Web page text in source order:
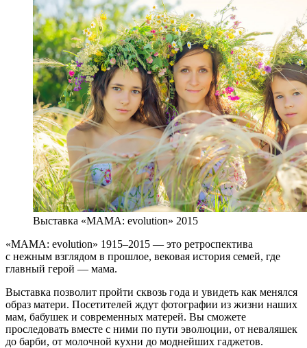
Выставка «МАМА: evolution» 2015
«MАМА: evolution» 1915–2015 — это ретроспектива
с нежным взглядом в прошлое, вековая история семей, где
главный герой — мама.
Выставка позволит пройти сквозь года и увидеть как менялся
образ матери. Посетителей ждут фотографии из жизни наших
мам, бабушек и современных матерей. Вы сможете
проследовать вместе с ними по пути эволюции, от неваляшек
до барби, от молочной кухни до моднейших гаджетов.